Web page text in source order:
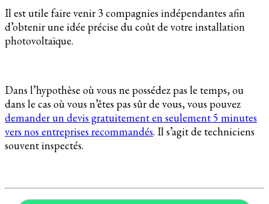
Il est utile faire venir 3 compagnies indépendantes afin
d’obtenir une idée précise du coût de votre installation
photovoltaïque.
Dans l’hypothèse où vous ne possédez pas le temps, ou
dans le cas où vous n’êtes pas sûr de vous, vous pouvez
demander un devis gratuitement en seulement 5 minutes
vers nos entreprises recommandés. Il s’agit de techniciens
souvent inspectés.